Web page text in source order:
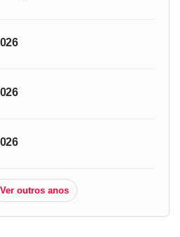
Ver outros anos